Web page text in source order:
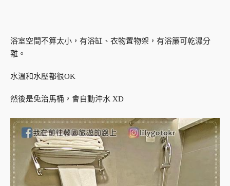
浴室空間不算太小，有浴缸、衣物置物架，有浴簾可乾濕分
離。
水溫和水壓都很OK
然後是免治馬桶，會自動沖水 XD